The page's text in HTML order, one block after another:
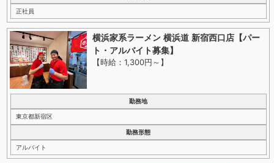
正社員
横浜家系ラーメン 横浜道 新宿西口店【パー
ト・アルバイト募集】
【時給：1,300円～ 】
勤務地
東京都新宿区
勤務形態
アルバイト